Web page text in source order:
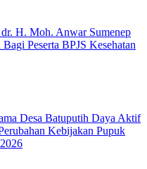
H. Moh. Anwar Sumenep
Peserta BPJS Kesehatan
Desa Batuputih Daya Aktif
Kebijakan Pupuk